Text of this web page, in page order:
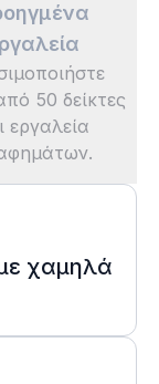
50 δείκτες
εργαλεία
χαμηλά